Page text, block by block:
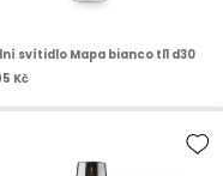
svítidlo Mapa bianco tl1 d30
Kč